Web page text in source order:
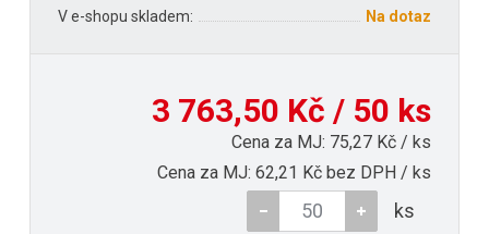
V e-shopu skladem:
Na dotaz
3 763,50 Kč / 50 ks
Cena za MJ: 75,27 Kč / ks
Cena za MJ: 62,21 Kč bez DPH / ks
ks